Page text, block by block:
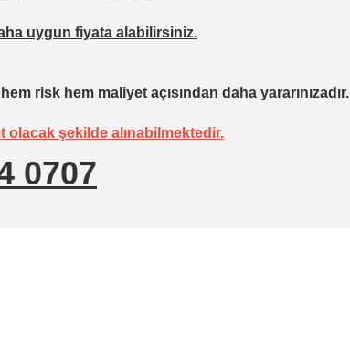
uygun fiyata alabilirsiniz.
risk hem maliyet açısından daha yararınızadır.
olacak şekilde alınabilmektedir.
0707